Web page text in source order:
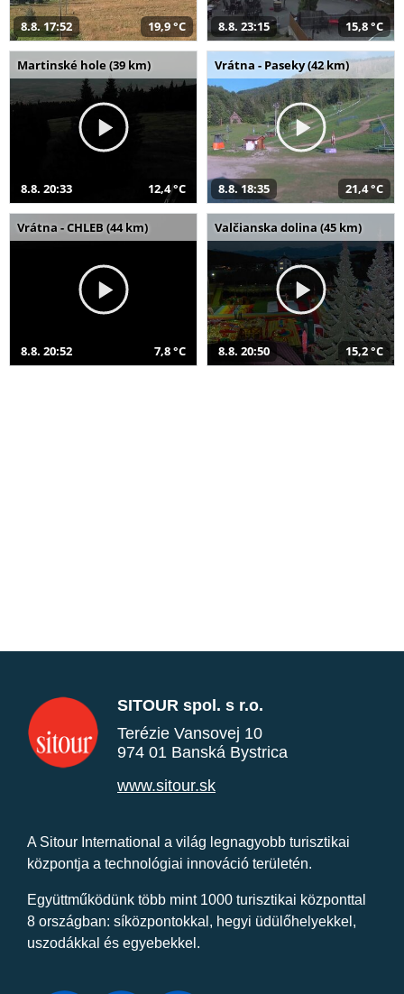
8.8. 17:52 19,9 °C 8.8. 23:15 15,8 °C
Martinské hole (39 km)
8.8. 20:33 12,4 °C
Vrátna - Paseky (42 km)
8.8. 18:35 21,4 °C
Vrátna - CHLEB (44 km)
8.8. 20:52 7,8 °C
Valčianska dolina (45 km)
8.8. 20:50 15,2 °C
SITOUR spol. s r.o.
Terézie Vansovej 10
974 01 Banská Bystrica
www.sitour.sk
A Sitour International a világ legnagyobb turisztikai
központja a technológiai innováció területén.
Együttműködünk több mint 1000 turisztikai központtal
8 országban: síközpontokkal, hegyi üdülőhelyekkel,
uszodákkal és egyebekkel.